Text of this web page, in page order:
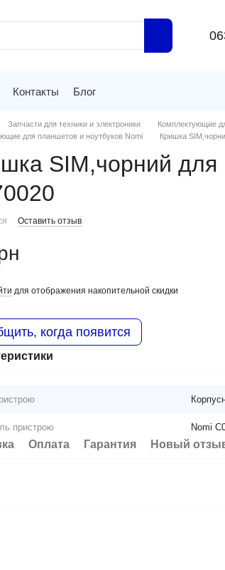
Контакты Блог
Запчасти для техники и электроники
Комплектующие
для планшетов и ноутбуков Nomi
Кришка
SIM,чорний для
Оставить отзыв
для отображения накопительной скидки
когда появится
пристрою Nomi
Оплата Гарантия Новый